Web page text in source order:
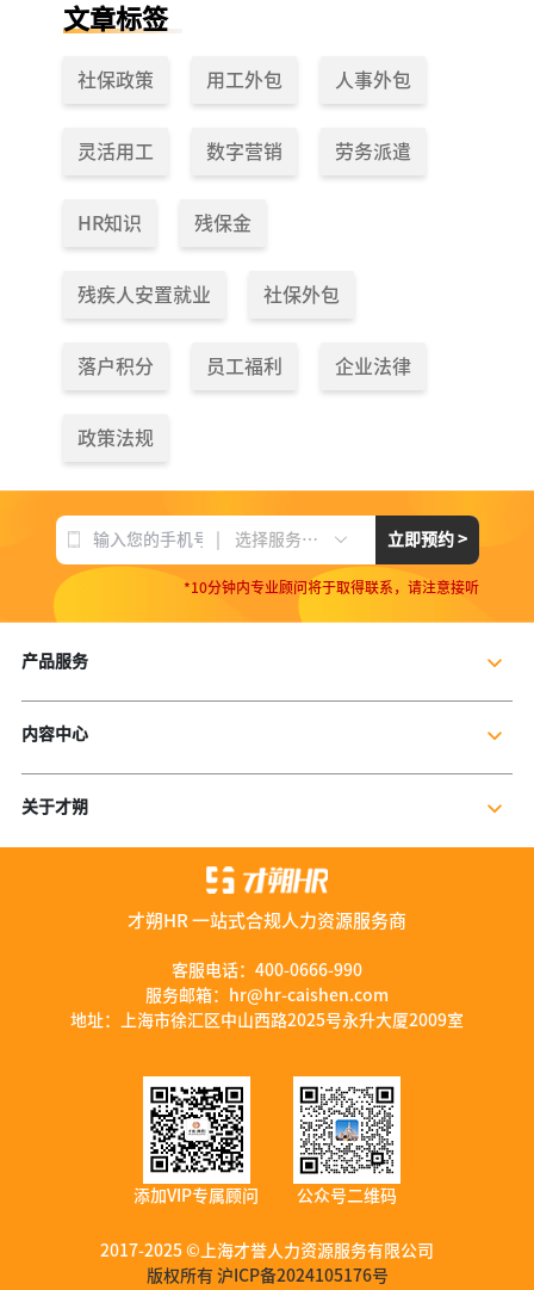
文章标签
社保政策 用工外包 人事外包
灵活用工 数字营销 劳务派遣
HR知识 残保金
残疾人安置就业 社保外包
落户积分 员工福利 企业法律
政策法规
选择服务项目 立即预约 >
*10分钟内专业顾问将于取得联系，请注意接听
产品服务
企业社保服务
个人社保服务
残保金规划
内容中心
公司新闻
行业干货
关于才朔
公司介绍
才朔HR 一站式合规人力资源服务商
客服电话： 400-0666-990
服务邮箱：
hr@hr-caishen.com
地址：上海市徐汇区中山西路2025号永升大厦2009室
添加VIP专属顾问 公众号二维码
2017-2025 ©上海才誉人力资源服务有限公司
版权所有 沪ICP备2024105176号